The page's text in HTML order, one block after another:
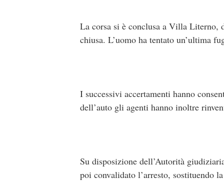
La corsa si è conclusa a Villa Literno,
chiusa. L’uomo ha tentato un’ultima
I successivi accertamenti hanno
dell’auto gli agenti hanno inoltre
Su disposizione dell’Autorità
poi convalidato l’arresto, sostituendo